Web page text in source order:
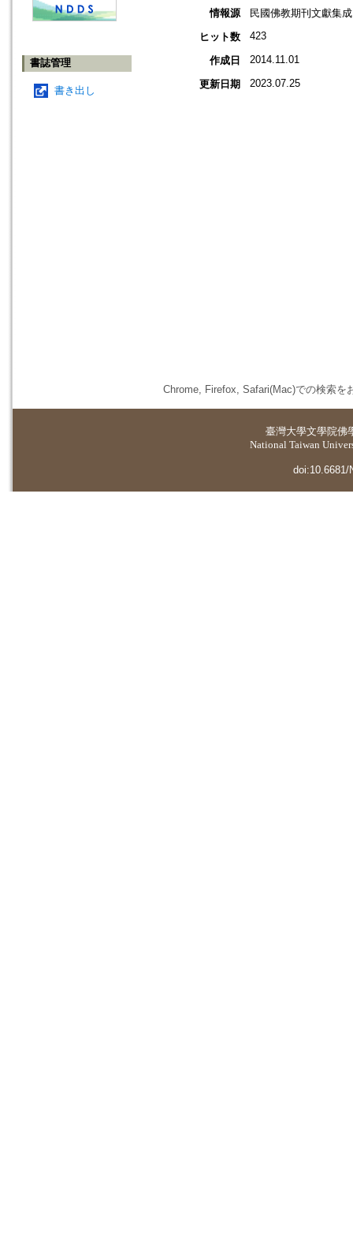
書誌管理
書き出し
情報源
民國佛教期刊文獻集
ヒット数
423
作成日 2014.11.01
更新日期 2023.07.25
Chrome, Firefox, Safari(Mac)での検索を
臺灣大學文學院佛
National Taiwan
doi:10.6681/